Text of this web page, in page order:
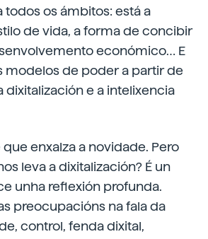
todos os ámbitos: está a
de vida, a forma de concibir
económico… E
modelos de poder a partir de
dixitalización e a intelixencia
enxalza a novidade. Pero
leva a dixitalización? É un
unha reflexión profunda.
preocupacións na fala da
control, fenda dixital,